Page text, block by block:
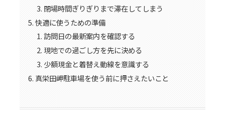
閉場時間ぎりぎりまで滞在してしまう
快適に使うための準備
訪問日の最新案内を確認する
現地での過ごし方を先に決める
少額現金と着替え動線を意識する
真栄田岬駐車場を使う前に押さえたいこと